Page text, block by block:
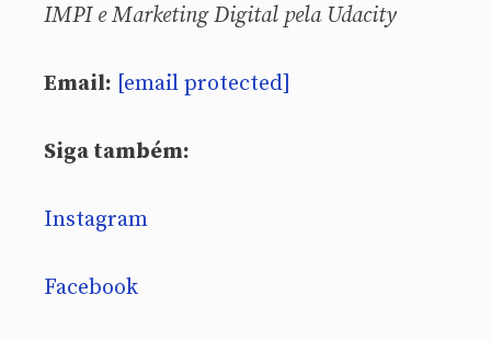
IMPI e Marketing Digital pela Udacity
Email: [email protected]
Siga também:
Instagram
Facebook